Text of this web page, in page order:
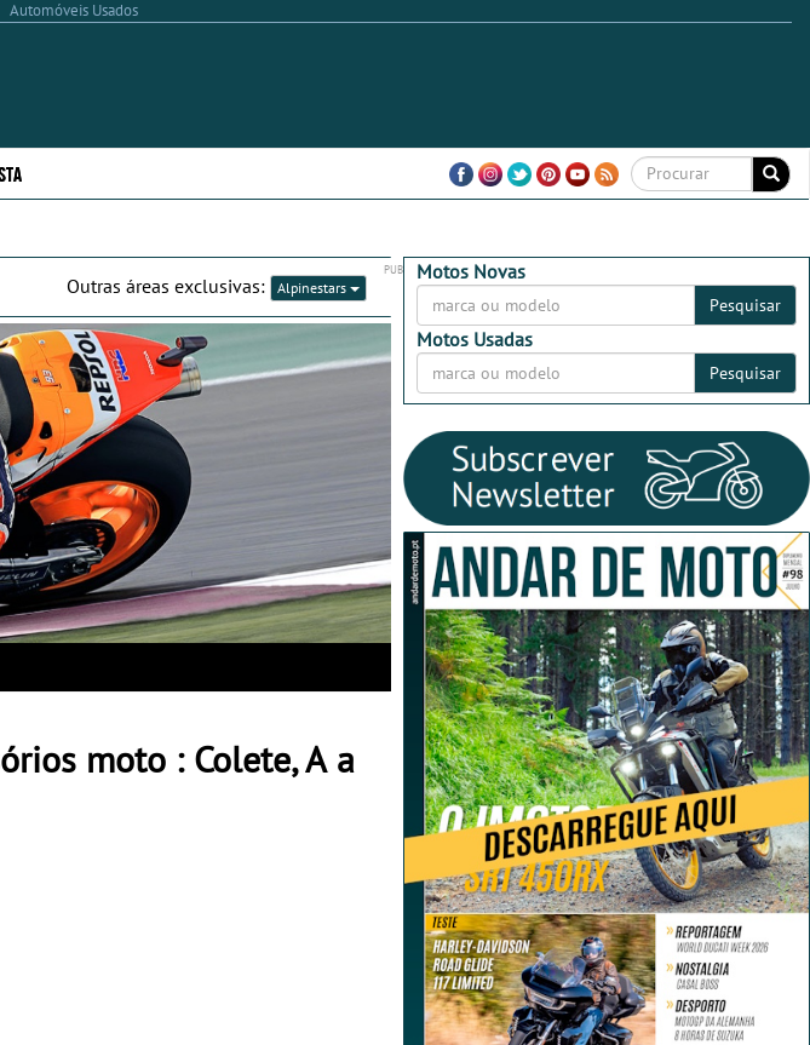
Automóveis Usados
Outras áreas exclusivas: Alpinestars
moto : Colete, A a
Motos Novas
Pesquisar
Motos Usadas
Pesquisar